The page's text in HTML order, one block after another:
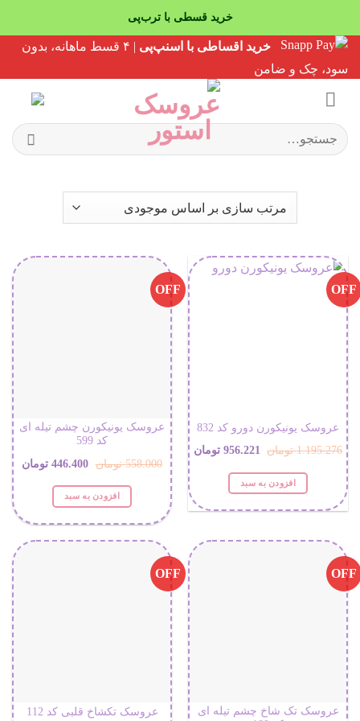
خرید قسطی با ترب‌پی
Skip
خرید اقساطی با اسنپ‌پی
| ۴ قسط ماهانه، بدون
سود، چک و ضامن
جستجو
برای:
OFF
عروسک یونیکورن دورو کد 832
1.195.276 تومان قیمت
اصلی:
1.195.276 تومان
956.221 تومان قیمت
فعلی:
956.221 تومان.
افزودن به سبد
OFF
عروسک یونیکورن چشم تیله ای
کد 599
558.000 تومان قیمت
اصلی:
558.000 تومان
بود.
446.400 تومان
446.400
افزودن به سبد
OFF
عروسک تک شاخ چشم تیله ای
OFF
عروسک تکشاخ قلبی کد 112